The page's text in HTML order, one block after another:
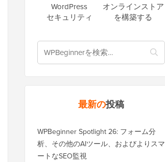
WordPress
セキュリティ
オンラインストア
を構築する
最新の投稿
WPBeginner Spotlight 26: フォーム分
析、その他のAIツール、およびよりスマ
ートなSEO監視